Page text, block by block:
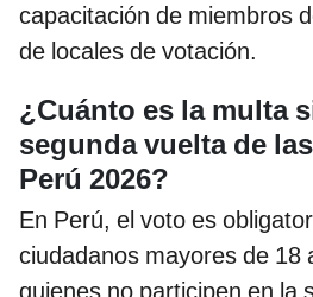
capacitación de miembros
de locales de votación.
¿Cuánto es la multa
segunda vuelta de
Perú 2026?
En Perú, el voto es
ciudadanos mayores de 18
quienes no participen en la